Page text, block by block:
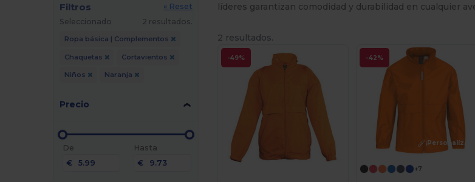
Filtros
« Reset
Seleccionado
2 resultados.
Ropa básica | Complementos
Chaquetas Cortavientos
Niños Naranja
Precio
De
€
Hasta
€
líderes garantizan comodidad y durabilidad en cualquier
2 resultados.
-49% -42%
¡Personalízalo!
+7